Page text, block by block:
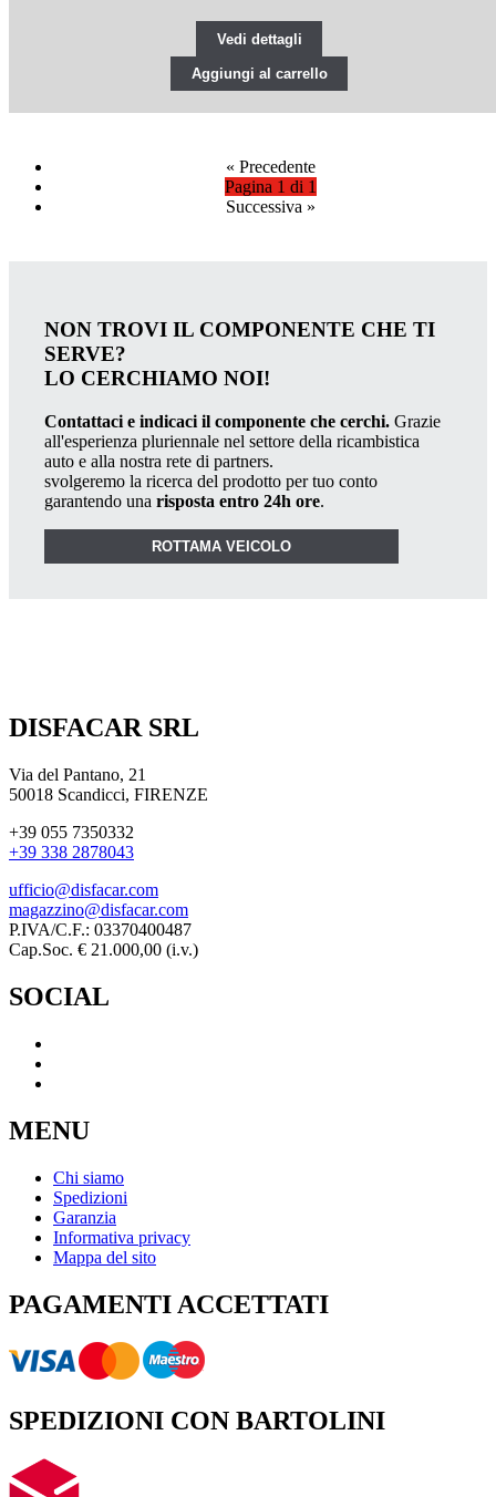
Vedi dettagli
Aggiungi al carrello
« Precedente
Pagina 1 di 1
Successiva »
NON TROVI IL COMPONENTE CHE TI
SERVE?
LO CERCHIAMO NOI!
Contattaci e indicaci il componente che cerchi. Grazie
all'esperienza pluriennale nel settore della ricambistica
auto e alla nostra rete di partners.
svolgeremo la ricerca del prodotto per tuo conto
garantendo una risposta entro 24h ore.
ROTTAMA VEICOLO
DISFACAR SRL
Via del Pantano, 21
50018 Scandicci, FIRENZE
+39 055 7350332
+39 338 2878043
ufficio@disfacar.com
magazzino@disfacar.com
P.IVA/C.F.: 03370400487
Cap.Soc. € 21.000,00 (i.v.)
SOCIAL
MENU
Chi siamo
Spedizioni
Garanzia
Informativa privacy
Mappa del sito
PAGAMENTI ACCETTATI
SPEDIZIONI CON BARTOLINI